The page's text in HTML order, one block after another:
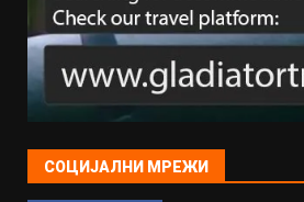
СОЦИЈАЛНИ МРЕЖИ